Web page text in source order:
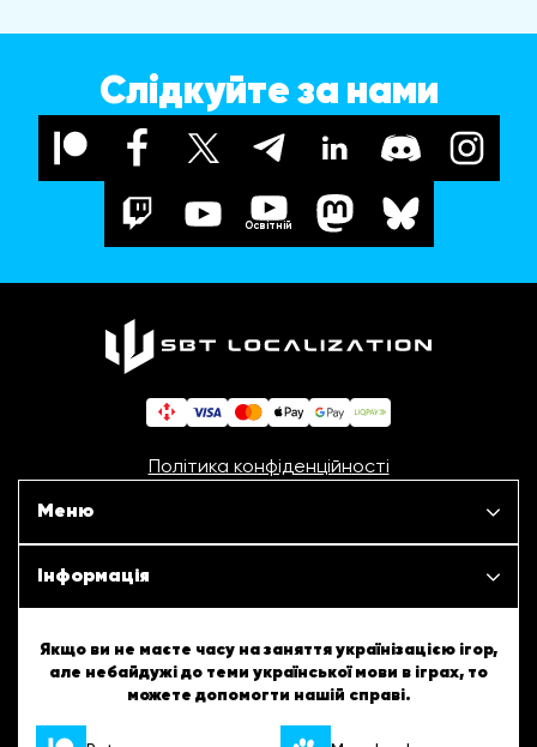
Слідкуйте за нами
Освітній
Політика конфіденційності
Меню
Наші проєкти
Інформація
ШБТурнір
ШБТворчість
Якщо ви не маєте часу на заняття українізацією ігор,
але небайдужі до теми української мови в іграх, то
можете допомогти нашій справі.